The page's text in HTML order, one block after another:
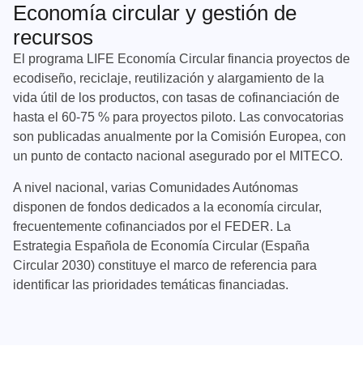
Economía circular y gestión de
recursos
El programa LIFE Economía Circular financia proyectos de
ecodiseño, reciclaje, reutilización y alargamiento de la
vida útil de los productos, con tasas de cofinanciación de
hasta el 60-75 % para proyectos piloto. Las convocatorias
son publicadas anualmente por la Comisión Europea, con
un punto de contacto nacional asegurado por el MITECO.
A nivel nacional, varias Comunidades Autónomas
disponen de fondos dedicados a la economía circular,
frecuentemente cofinanciados por el FEDER. La
Estrategia Española de Economía Circular (España
Circular 2030) constituye el marco de referencia para
identificar las prioridades temáticas financiadas.